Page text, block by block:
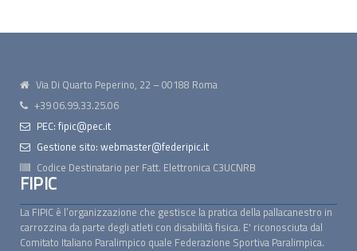
Via Di Quarto Peperino, 22 – 00188 Roma
+39 06.99.33.25.06
PEC: fipic@pec.it
Gestione sito: webmaster@federipic.it
Codice Destinatario per Fatt. Elettronica C3UCNRB
FIPIC
La FIPIC è l’organizzazione che gestisce la pratica della pallacanestro in
carrozzina da parte degli atleti con disabilità fisica. E' riconosciuta dal
Comitato Italiano Paralimpico quale Federazione Sportiva Paralimpica.